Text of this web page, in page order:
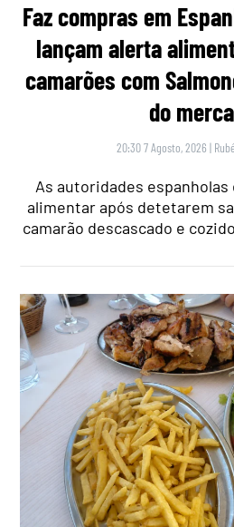
Faz compras em
lançam alerta
camarões com
do
20:30 7 Agosto, 2026 |
As autoridades
alimentar após detetarem
camarão descascado e